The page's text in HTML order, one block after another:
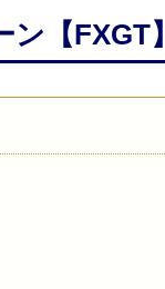
【FXGT】